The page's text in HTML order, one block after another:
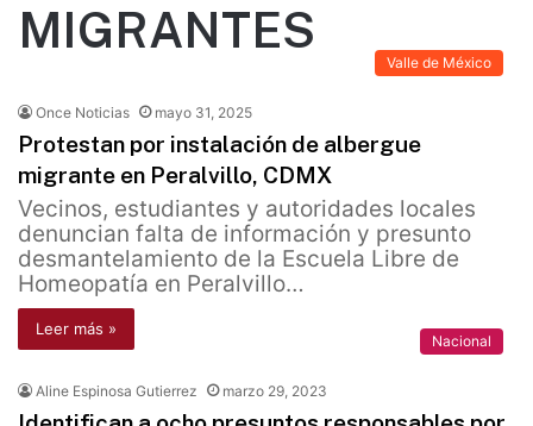
MIGRANTES
Valle de México
Once Noticias mayo 31, 2025
Protestan por instalación de albergue
migrante en Peralvillo, CDMX
Vecinos, estudiantes y autoridades locales
denuncian falta de información y presunto
desmantelamiento de la Escuela Libre de
Homeopatía en Peralvillo…
Leer más »
Nacional
Aline Espinosa Gutierrez marzo 29, 2023